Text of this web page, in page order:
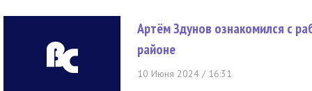
Артём Здунов ознакомился с
районе
10 Июня 2024 / 16:31